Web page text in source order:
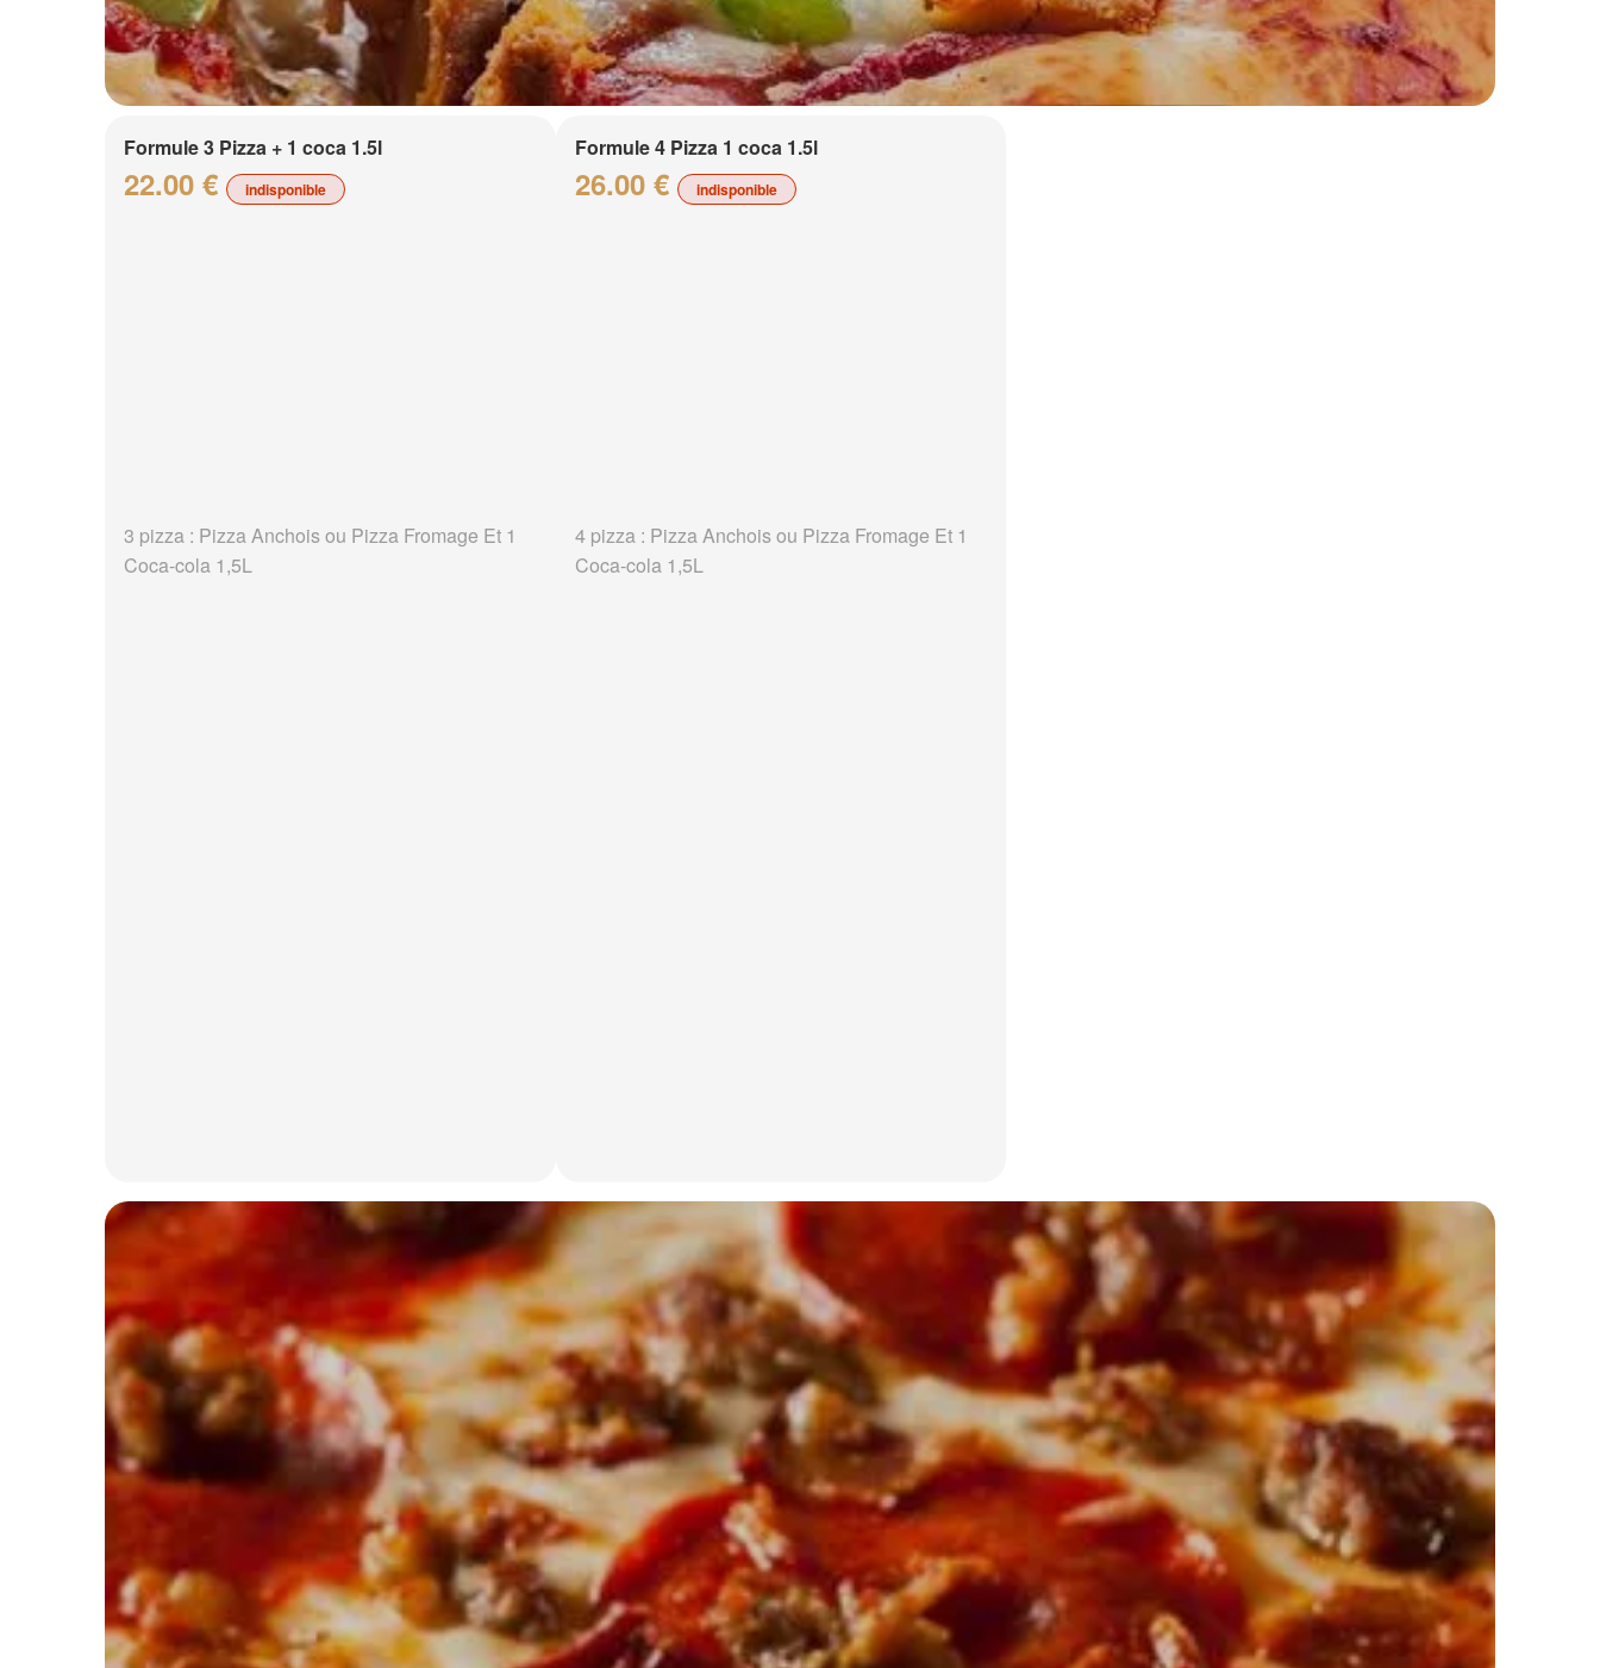
Formule 3 Pizza + 1 coca 1.5l
22.00 € indisponible
3 pizza : Pizza Anchois ou Pizza Fromage Et 1
Coca-cola 1,5L
Formule 4 Pizza 1 coca 1.5l
26.00 € indisponible
4 pizza : Pizza Anchois ou Pizza Fromage Et 1
Coca-cola 1,5L